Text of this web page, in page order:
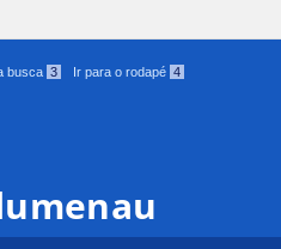
busca 3 Ir para o rodapé 4